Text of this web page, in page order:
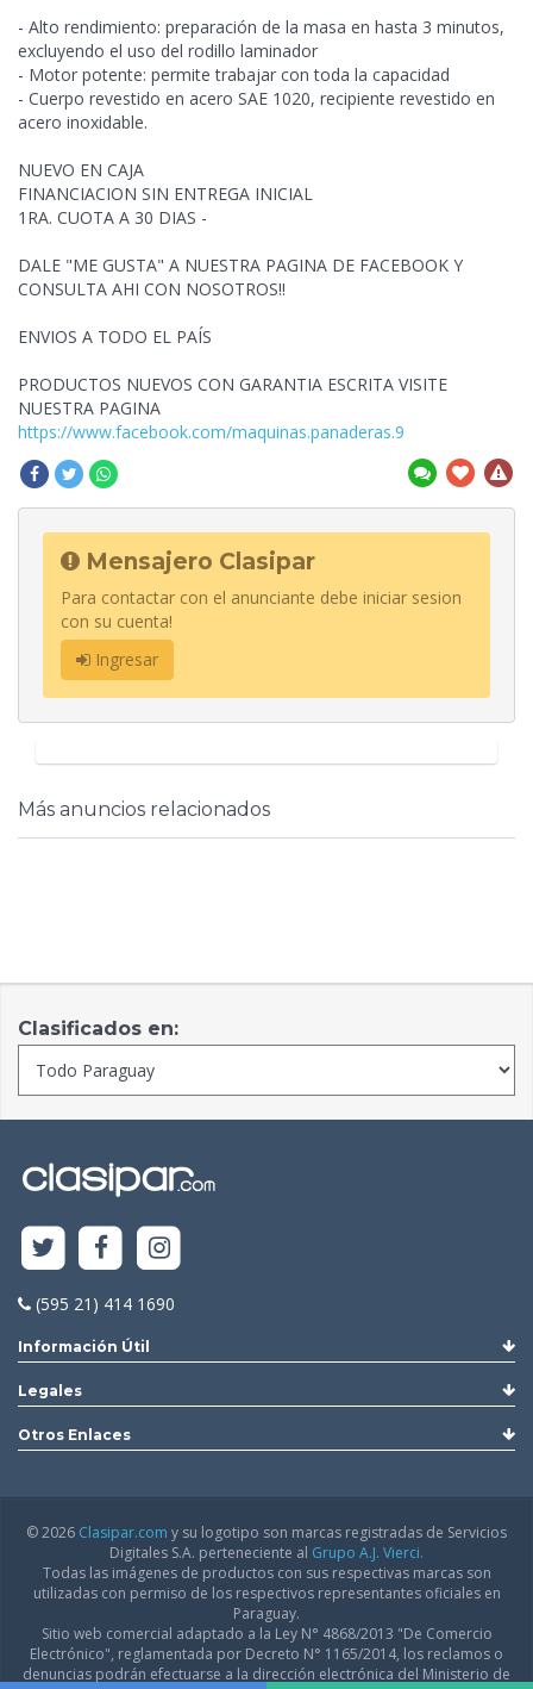
- Alto rendimiento: preparación de la masa en hasta 3 minutos,
excluyendo el uso del rodillo laminador
- Motor potente: permite trabajar con toda la capacidad
- Cuerpo revestido en acero SAE 1020, recipiente revestido en
acero inoxidable.
NUEVO EN CAJA
FINANCIACION SIN ENTREGA INICIAL
1RA. CUOTA A 30 DIAS -
DALE "ME GUSTA" A NUESTRA PAGINA DE FACEBOOK Y
CONSULTA AHI CON NOSOTROS!!
ENVIOS A TODO EL PAÍS
PRODUCTOS NUEVOS CON GARANTIA ESCRITA VISITE
NUESTRA PAGINA
https://www.facebook.com/maquinas.panaderas.9
Mensajero Clasipar
Para contactar con el anunciante debe iniciar sesion
con su cuenta!
Ingresar
Más anuncios relacionados
Clasificados en:
(595 21) 414 1690
Información Útil
Legales
Otros Enlaces
© 2026 Clasipar.com y su logotipo son marcas registradas de Servicios
Digitales S.A. perteneciente al Grupo A.J. Vierci.
Todas las imágenes de productos con sus respectivas marcas son
utilizadas con permiso de los respectivos representantes oficiales en
Paraguay.
Sitio web comercial adaptado a la Ley N° 4868/2013 "De Comercio
Electrónico", reglamentada por Decreto N° 1165/2014, los reclamos o
denuncias podrán efectuarse a la dirección electrónica del Ministerio de